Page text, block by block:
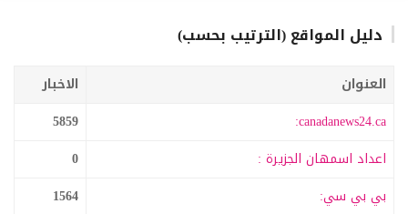
دليل المواقع (الترتيب بحسب)
العنوان
الاخبار
canadanews24.ca:
5859
اعداد اسمهان الجزيرة :
0
بي بي سي:
1564